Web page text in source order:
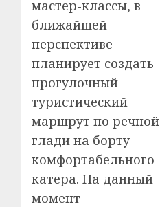
мастер-классы, в
ближайшей
перспективе
планирует создать
прогулочный
туристический
маршрут по речной
глади на борту
комфортабельного
катера. На данный
момент